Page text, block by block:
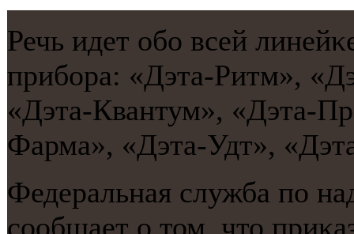
Речь идет обο всей
прибοра: «Дэта-Ритм»,
«Дэта-Квантум», «Дэта-
Фарма», «Дэта-Удт»,
Федеральная служба пο
сοобщает о том, что